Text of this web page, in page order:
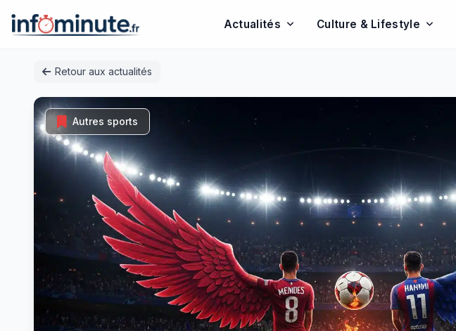
Actualités Culture & Lifestyle
Retour aux actualités
Autres sports